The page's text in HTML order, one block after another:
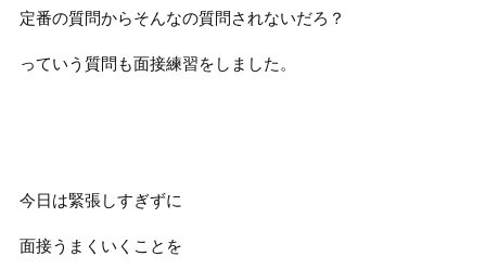
定番の質問からそんなの質問されないだろ？
っていう質問も面接練習をしました。
今日は緊張しすぎずに
面接うまくいくことを